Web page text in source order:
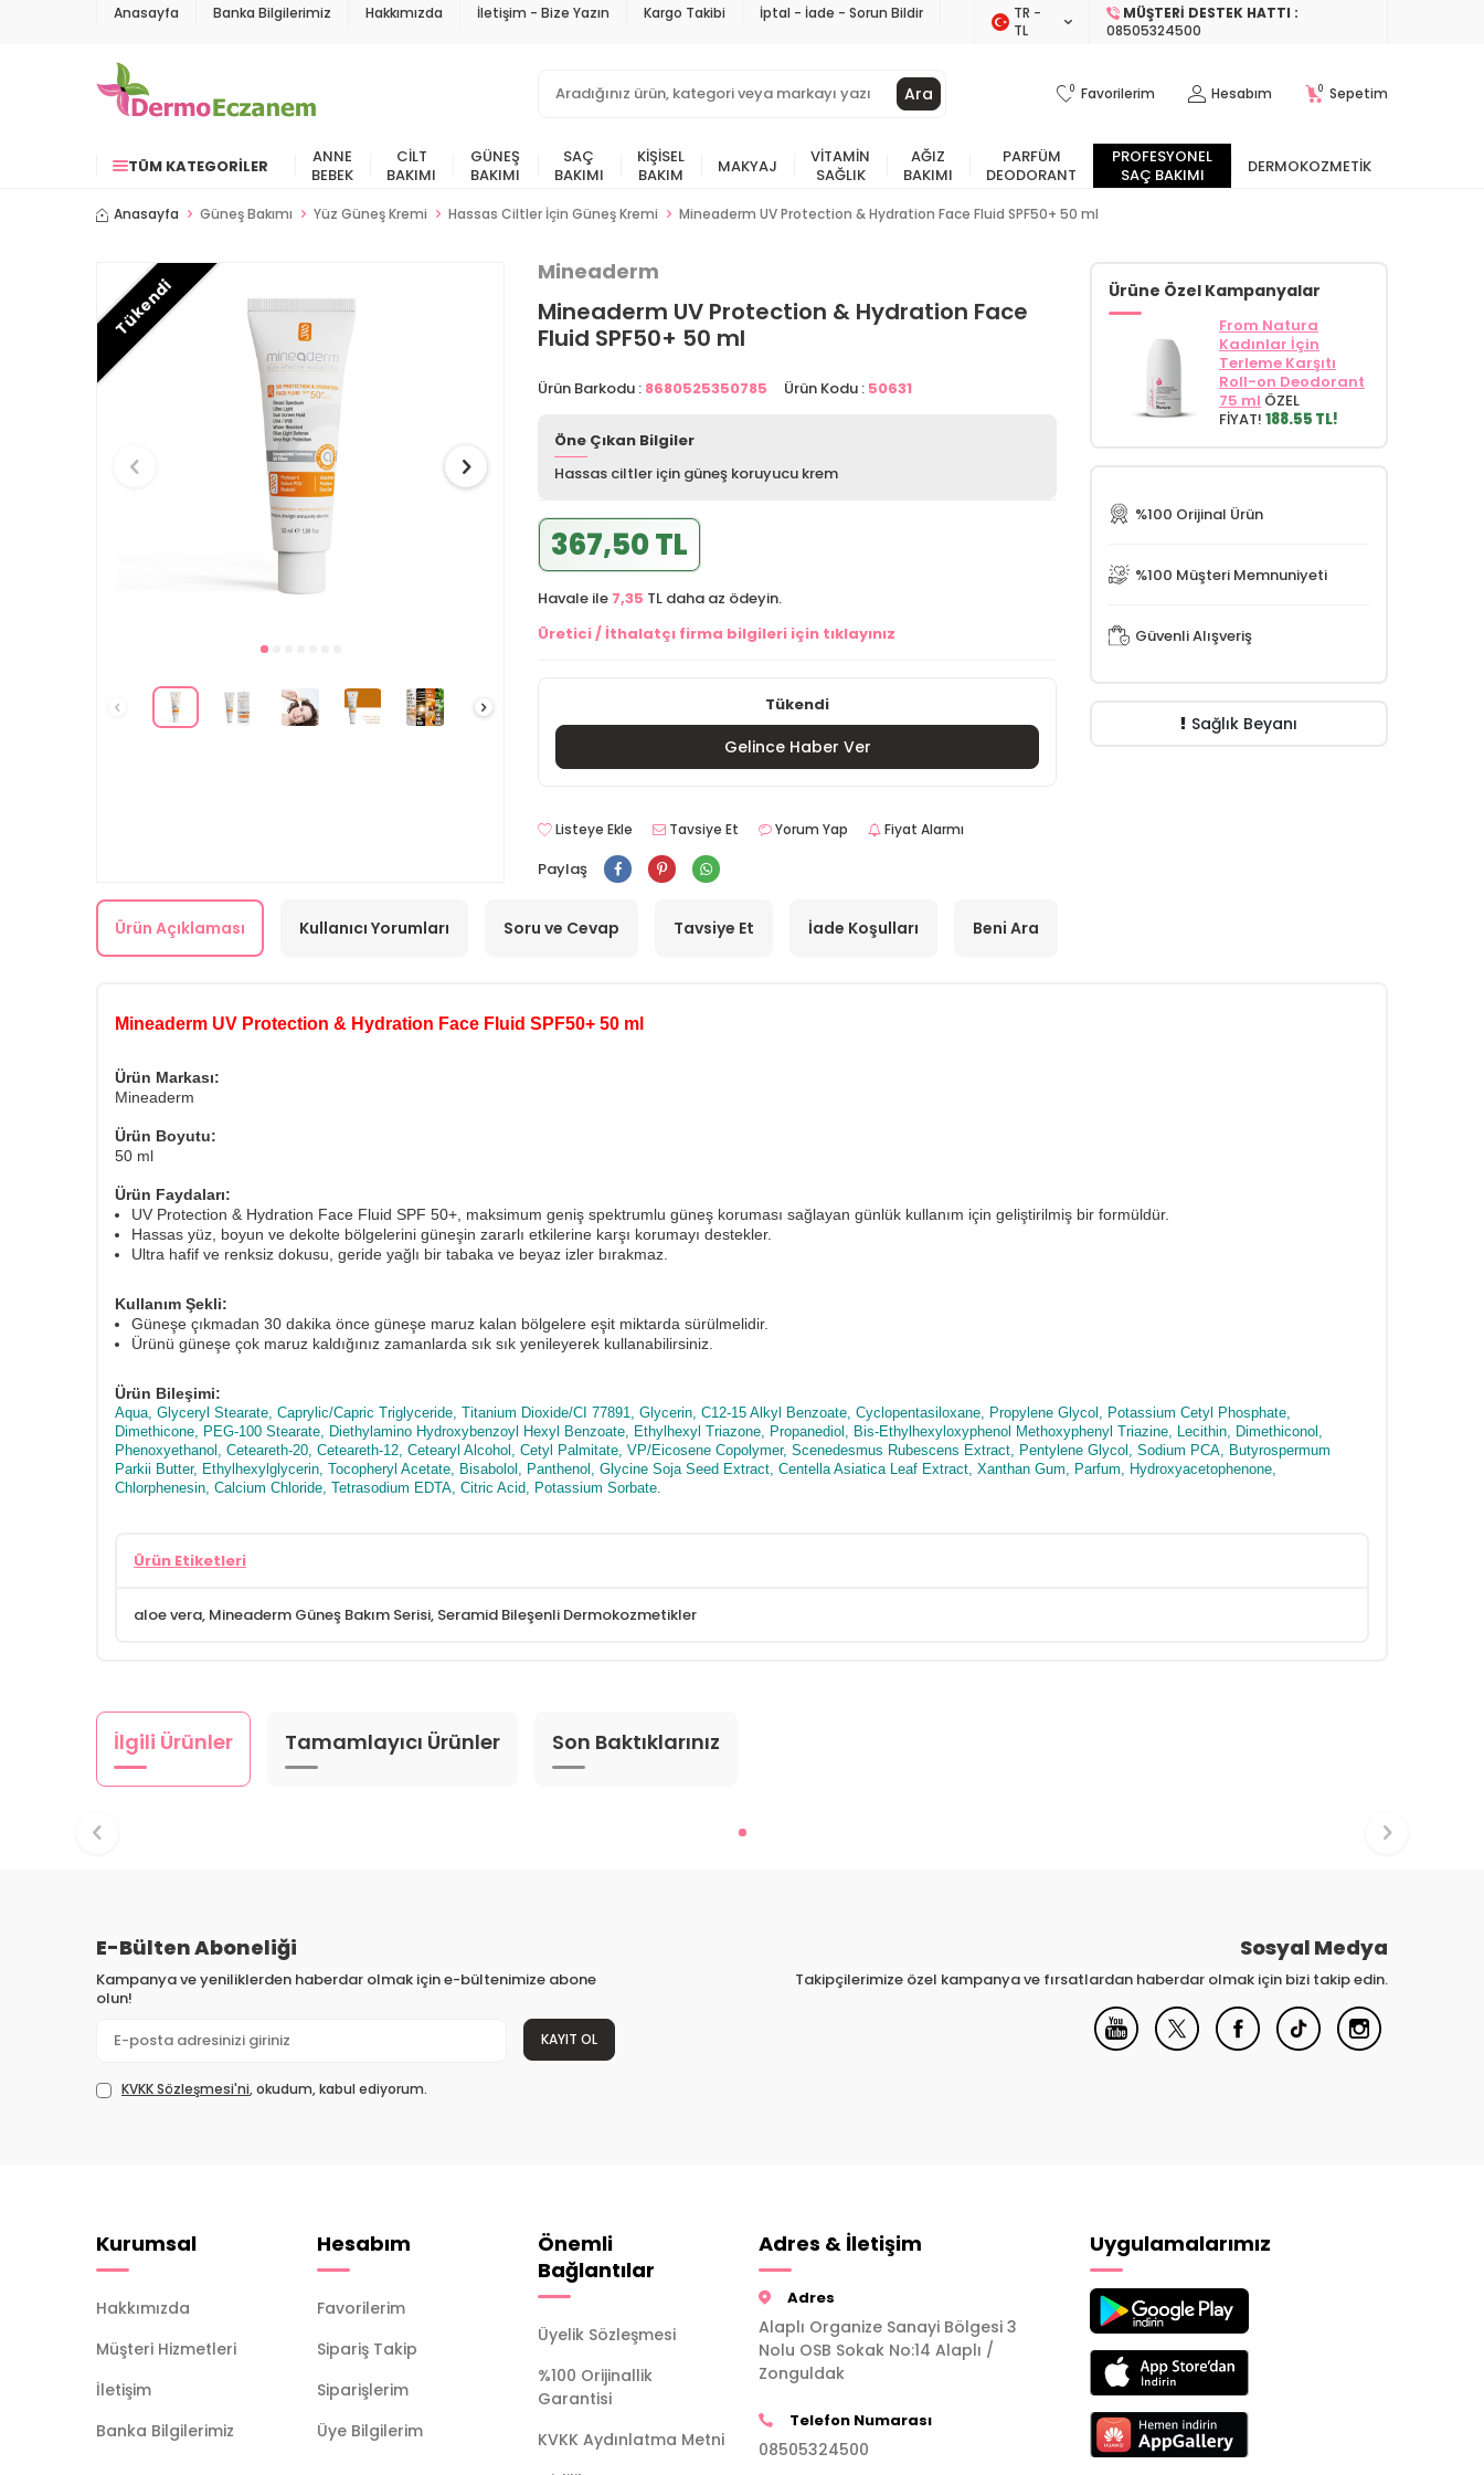
Anasayfa Banka Bilgilerimiz Hakkımızda İletişim - Bize Yazın Kargo Takibi İptal - İade - Sorun Bildir
TR −
TL
MÜŞTERI DESTEK HATTI :
08505324500
Ara 0 Favorilerim Hesabım 0 Sepetim
TÜM KATEGORILER
ANNE
BEBEK
CILT
BAKIMI
GÜNEŞ
BAKIMI
SAÇ
BAKIMI
KIŞISEL
BAKIM
MAKYAJ
VITAMIN
SAĞLIK
AĞIZ
BAKIMI
PARFÜM
DEODORANT
PROFESYONEL
SAÇ BAKIMI
DERMOKOZMETIK
Anasayfa Güneş Bakımı Yüz Güneş Kremi Hassas Ciltler İçin Güneş Kremi Mineaderm UV Protection & Hydration Face Fluid SPF50+ 50 ml
Tükendi
Mineaderm
Mineaderm UV Protection & Hydration Face
Fluid SPF50+ 50 ml
Ürün Barkodu : 8680525350785 Ürün Kodu : 50631
Öne Çıkan Bilgiler
Hassas ciltler için güneş koruyucu krem
367,50 TL
Havale ile 7,35 TL daha az ödeyin.
Üretici / İthalatçı firma bilgileri için tıklayınız
Tükendi
Gelince Haber Ver
Listeye Ekle Tavsiye Et Yorum Yap Fiyat Alarmı
Paylaş
Ürüne Özel Kampanyalar
From Natura
Kadınlar İçin
Terleme Karşıtı
Roll-on Deodorant
75 ml ÖZEL
FİYAT! 188.55 TL!
%100 Orijinal Ürün
%100 Müşteri Memnuniyeti
Güvenli Alışveriş
Sağlık Beyanı
Ürün Açıklaması Kullanıcı Yorumları Soru ve Cevap Tavsiye Et İade Koşulları Beni Ara
Mineaderm UV Protection & Hydration Face Fluid SPF50+ 50 ml
Ürün Markası:
Mineaderm
Ürün Boyutu:
50 ml
Ürün Faydaları:
UV Protection & Hydration Face Fluid SPF 50+, maksimum geniş spektrumlu güneş koruması sağlayan günlük kullanım için geliştirilmiş bir formüldür.
Hassas yüz, boyun ve dekolte bölgelerini güneşin zararlı etkilerine karşı korumayı destekler.
Ultra hafif ve renksiz dokusu, geride yağlı bir tabaka ve beyaz izler bırakmaz.
Kullanım Şekli:
Güneşe çıkmadan 30 dakika önce güneşe maruz kalan bölgelere eşit miktarda sürülmelidir.
Ürünü güneşe çok maruz kaldığınız zamanlarda sık sık yenileyerek kullanabilirsiniz.
Ürün Bileşimi:
Aqua, Glyceryl Stearate, Caprylic/Capric Triglyceride, Titanium Dioxide/CI 77891, Glycerin, C12-15 Alkyl Benzoate, Cyclopentasiloxane, Propylene Glycol, Potassium Cetyl Phosphate,
Dimethicone, PEG-100 Stearate, Diethylamino Hydroxybenzoyl Hexyl Benzoate, Ethylhexyl Triazone, Propanediol, Bis-Ethylhexyloxyphenol Methoxyphenyl Triazine, Lecithin, Dimethiconol,
Phenoxyethanol, Ceteareth-20, Ceteareth-12, Cetearyl Alcohol, Cetyl Palmitate, VP/Eicosene Copolymer, Scenedesmus Rubescens Extract, Pentylene Glycol, Sodium PCA, Butyrospermum
Parkii Butter, Ethylhexylglycerin, Tocopheryl Acetate, Bisabolol, Panthenol, Glycine Soja Seed Extract, Centella Asiatica Leaf Extract, Xanthan Gum, Parfum, Hydroxyacetophenone,
Chlorphenesin, Calcium Chloride, Tetrasodium EDTA, Citric Acid, Potassium Sorbate.
Ürün Etiketleri
aloe vera, Mineaderm Güneş Bakım Serisi, Seramid Bileşenli Dermokozmetikler
İlgili Ürünler Tamamlayıcı Ürünler Son Baktıklarınız
E-Bülten Aboneliği
Kampanya ve yeniliklerden haberdar olmak için e-bültenimize abone
olun!
KAYIT OL
KVKK Sözleşmesi'ni, okudum, kabul ediyorum.
Sosyal Medya
Takipçilerimize özel kampanya ve fırsatlardan haberdar olmak için bizi takip edin.
Kurumsal
Hakkımızda
Müşteri Hizmetleri
İletişim
Banka Bilgilerimiz
Hesabım
Favorilerim
Sipariş Takip
Siparişlerim
Üye Bilgilerim
Önemli
Bağlantılar
Üyelik Sözleşmesi
%100 Orijinallik
Garantisi
KVKK Aydınlatma Metni
Adres & İletişim
Adres
Alaplı Organize Sanayi Bölgesi 3
Nolu OSB Sokak No:14 Alaplı /
Zonguldak
Telefon Numarası
08505324500
Uygulamalarımız